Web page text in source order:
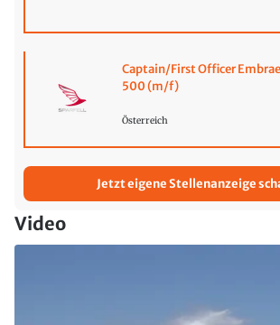
Captain/First Officer
500 (m/f)
Österreich
Jetzt eigene Stellenanzeige
Video